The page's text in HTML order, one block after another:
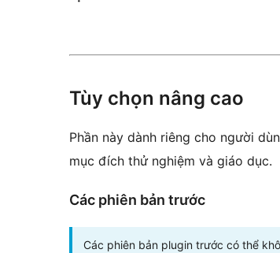
Tùy chọn nâng cao
Phần này dành riêng cho người
mục đích thử nghiệm và giáo dục.
Các phiên bản trước
Các phiên bản plugin trước có thể